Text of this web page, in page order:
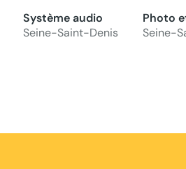
Système audio
Seine-Saint-Denis
Photo
Seine-